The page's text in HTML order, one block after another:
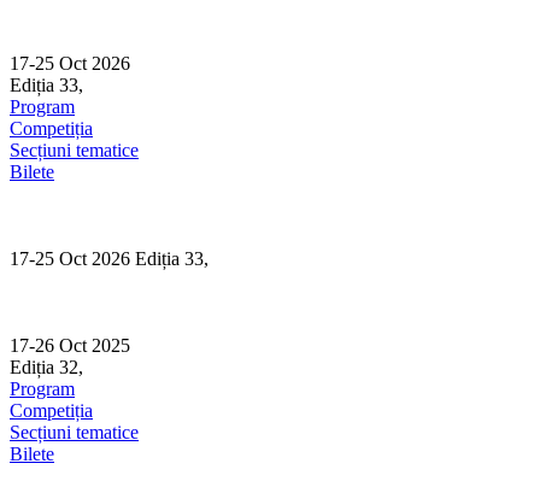
content
17-25 Oct 2026
Ediția 33,
Program
Competiția
Secțiuni tematice
Bilete
17-25 Oct 2026 Ediția 33,
17-26 Oct 2025
Ediția 32,
Program
Competiția
Secțiuni tematice
Bilete